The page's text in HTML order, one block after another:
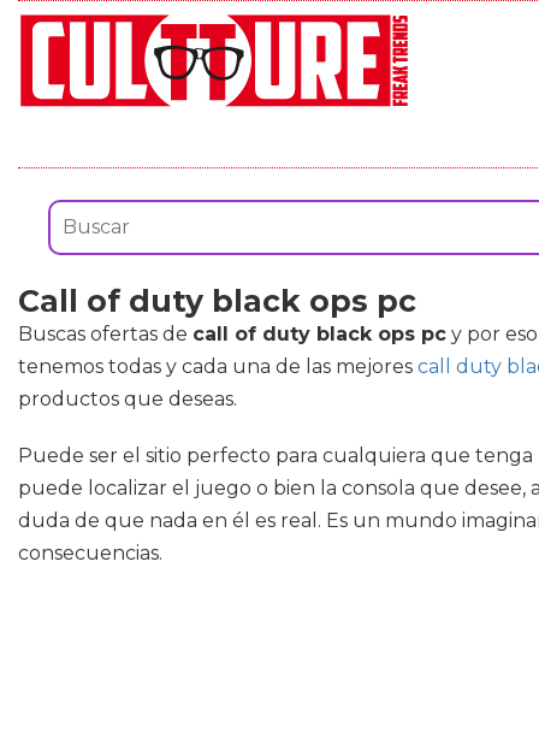
Call of duty black ops pc
Buscas ofertas de call of duty black ops pc y por
tenemos todas y cada una de las mejores call duty
productos que deseas.
Puede ser el sitio perfecto para cualquiera que tenga
puede localizar el juego o bien la consola que
duda de que nada en él es real. Es un mundo
consecuencias.